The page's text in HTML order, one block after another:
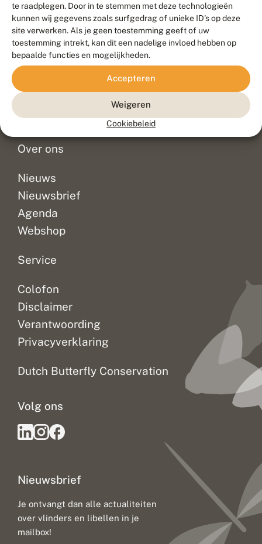
te raadplegen. Door in te stemmen met deze technologieën
kunnen wij gegevens zoals surfgedrag of unieke ID's op deze
site verwerken. Als je geen toestemming geeft of uw
toestemming intrekt, kan dit een nadelige invloed hebben op
bepaalde functies en mogelijkheden.
Accepteren
Weigeren
Cookiebeleid
Contact
Veelgestelde vragen
Doneer
Over ons
Nieuws
Nieuwsbrief
Agenda
Webshop
Service
Colofon
Disclaimer
Verantwoording
Privacyverklaring
Dutch Butterfly Conservation
Nieuwsbrief
Je ontvangt dan alle actualiteiten
over vlinders en libellen in je
mailbox!
Volg ons
Meld waarnemingen© 2026 Vlinderstichting
Duurzaam ontwikkeld door
Go2People
, ontworpen door
Blue Field Agency
Privacy
Disclaimer
Sitemap